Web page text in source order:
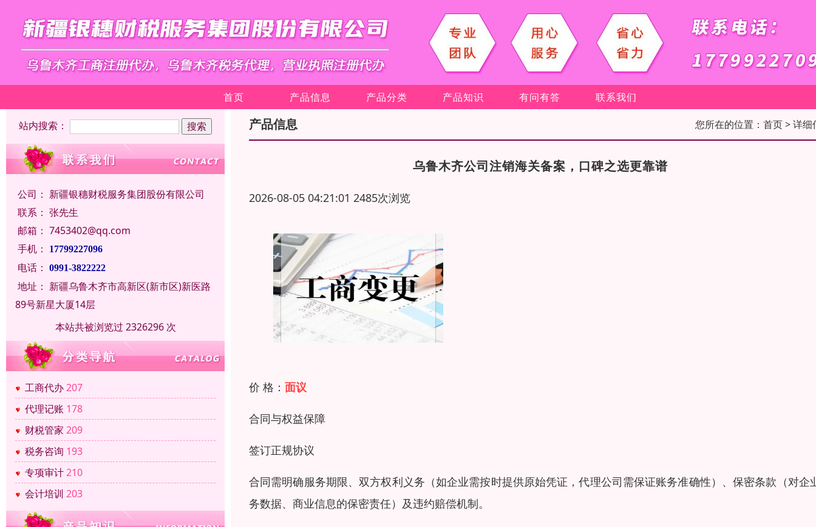
首页 产品信息 产品分类 产品知识 有问有答 联系我们
站内搜索：
公司： 新疆银穗财税服务集团股份有限公司
联系： 张先生
邮箱： 7453402@qq.com
手机：
17799227096
电话： 0991-3822222
地址： 新疆乌鲁木齐市高新区(新市区)新医路
89号新星大厦14层
本站共被浏览过 2326296 次
工商代办207
代理记账 178
财税管家 209
税务咨询 193
专项审计210
会计培训 203
产品信息 您所在的位置： 首页> 详细
乌鲁木齐公司注销海关备案，口碑之选更靠谱
2026-08-05 04:21:01 2485次浏览
价 格： 面议
合同与权益保障
签订正规协议
合同需明确服务期限、双方权利义务（如企业需按时提供原始凭证，代理公司需保证账务准确性）、保密条款（对企
务数据、商业信息的保密责任）及违约赔偿机制。